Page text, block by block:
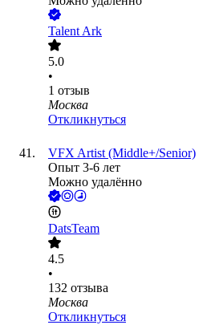
Talent Ark
5.0
•
1 отзыв
Москва
Откликнуться
VFX Artist (Middle+/Senior)
Опыт 3-6 лет
Можно удалённо
DatsTeam
4.5
•
132 отзыва
Москва
Откликнуться